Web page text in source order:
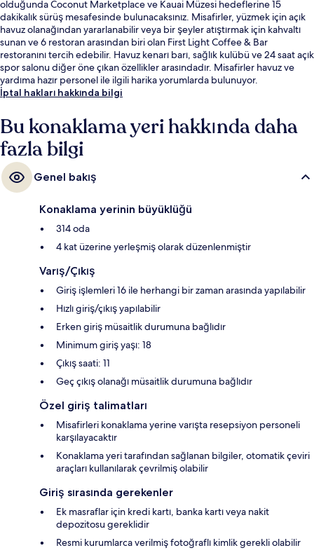
olduğunda Coconut Marketplace ve Kauai Müzesi hedeflerine 15
dakikalık sürüş mesafesinde bulunacaksınız. Misafirler, yüzmek için açık
havuz olanağından yararlanabilir veya bir şeyler atıştırmak için kahvaltı
sunan ve 6 restoran arasından biri olan First Light Coffee & Bar
restoranını tercih edebilir. Havuz kenarı barı, sağlık kulübü ve 24 saat açık
spor salonu diğer öne çıkan özellikler arasındadır. Misafirler havuz ve
yardıma hazır personel ile ilgili harika yorumlarda bulunuyor.
İptal hakları hakkında bilgi
Bu konaklama yeri hakkında daha
fazla bilgi
Genel bakış
Konaklama yerinin büyüklüğü
314 oda
4 kat üzerine yerleşmiş olarak düzenlenmiştir
Varış/Çıkış
Giriş işlemleri 16 ile herhangi bir zaman arasında yapılabilir
Hızlı giriş/çıkış yapılabilir
Erken giriş müsaitlik durumuna bağlıdır
Minimum giriş yaşı: 18
Çıkış saati: 11
Geç çıkış olanağı müsaitlik durumuna bağlıdır
Özel giriş talimatları
Misafirleri konaklama yerine varışta resepsiyon personeli
karşılayacaktır
Konaklama yeri tarafından sağlanan bilgiler, otomatik çeviri
araçları kullanılarak çevrilmiş olabilir
Giriş sırasında gerekenler
Ek masraflar için kredi kartı, banka kartı veya nakit
depozitosu gereklidir
Resmi kurumlarca verilmiş fotoğraflı kimlik gerekli olabilir